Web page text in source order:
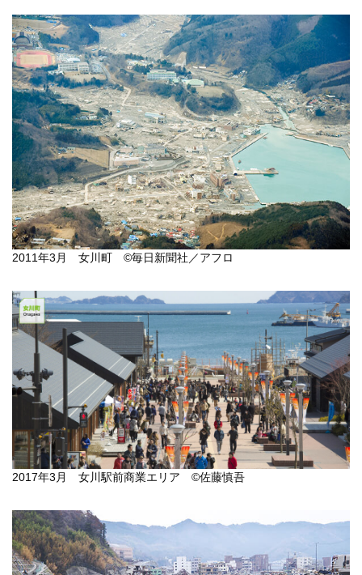
2011年3月 女川町 ©毎日新聞社／アフロ
2017年3月 女川駅前商業エリア ©佐藤慎吾